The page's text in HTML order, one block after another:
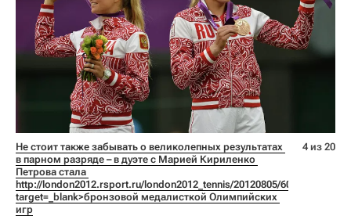
Не стоит также забывать о великолепных результатах
в парном разряде – в дуэте с Марией Кириленко
http://london2012.rsport.ru/london2012_tennis/20120805/
target=_blank>бронзовой медалисткой Олимпийских
игр
4 из 20